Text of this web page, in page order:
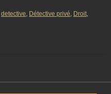
detective, Détective privé, Droit,